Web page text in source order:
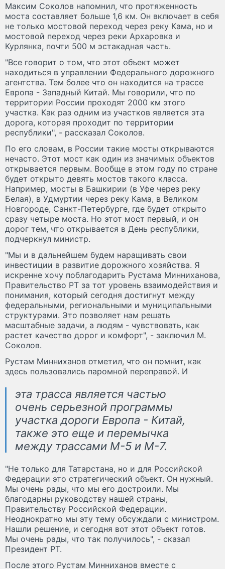
Максим Соколов напомнил, что протяженность
моста составляет больше 1,6 км. Он включает в себя
не только мостовой переход через реку Кама, но и
мостовой переход через реки Архаровка и
Курлянка, почти 500 м эстакадная часть.
"Все говорит о том, что этот объект может
находиться в управлении Федерального дорожного
агентства. Тем более что он находится на трассе
Европа - Западный Китай. Мы говорили, что по
территории России проходят 2000 км этого
участка. Как раз одним из участков является эта
дорога, которая проходит по территории
республики", - рассказал Соколов.
По его словам, в России такие мосты открываются
нечасто. Этот мост как один из значимых объектов
открывается первым. Вообще в этом году по стране
будет открыто девять мостов такого класса.
Например, мосты в Башкирии (в Уфе через реку
Белая), в Удмуртии через реку Кама, в Великом
Новгороде, Санкт-Петербурге, где будет открыто
сразу четыре моста. Но этот мост первый, и он
дорог тем, что открывается в День республики,
подчеркнул министр.
"Мы и в дальнейшем будем наращивать свои
инвестиции в развитие дорожного хозяйства. Я
искренне хочу поблагодарить Рустама Минниханова,
Правительство РТ за тот уровень взаимодействия и
понимания, который сегодня достигнут между
федеральными, региональными и муниципальными
структурами. Это позволяет нам решать
масштабные задачи, а людям - чувствовать, как
растет качество дорог и комфорт", - заключил М.
Соколов.
Рустам Минниханов отметил, что он помнит, как
здесь пользовались паромной переправой. И
эта трасса является частью
очень серьезной программы
участка дороги Европа - Китай,
также это еще и перемычка
между трассами М-5 и М-7.
"Не только для Татарстана, но и для Российской
Федерации это стратегический объект. Он нужный.
Мы очень рады, что мы его достроили. Мы
благодарны руководству нашей страны,
Правительству Российской Федерации.
Неоднократно мы эту тему обсуждали с министром.
Нашли решение, и сегодня вот этот объект готов.
Мы очень рады, что так получилось", - сказал
Президент РТ.
После этого Рустам Минниханов вместе с